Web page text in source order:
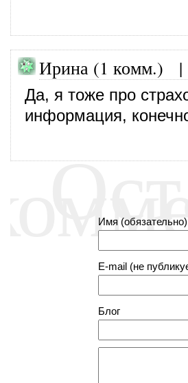
Ирина (1 комм.) |
Да, я тоже про
информация,
Имя (обязательно)
E-mail (не
Блог